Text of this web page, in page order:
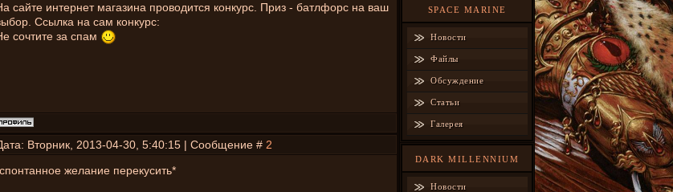
сайте интернет магазина проводится конкурс. Приз - батлфорс на ваш
Ссылка на сам конкурс:
сочтите за спам
Вторник, 2013-04-30, 5:40:15 | Сообщение # 2
желание перекусить*
SPACE MARINE
Новости
Файлы
Обсуждение
Статьи
Галерея
DARK MILLENNIUM
Новости